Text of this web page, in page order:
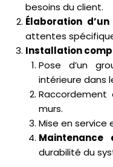
besoins du client.
Élaboration
attentes
Installation
Pose d’un
intérieure dans
murs.
Mise en service
Maintenance
durabilité du